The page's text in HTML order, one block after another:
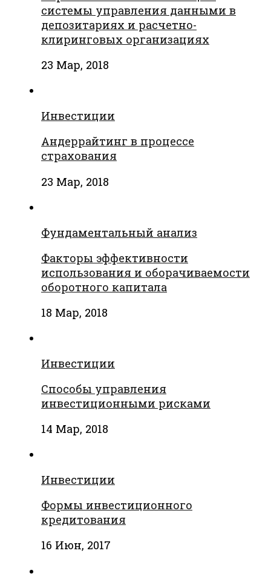
системы управления данными в
депозитариях и расчетно-
клиринговых организациях
23 Мар, 2018
Инвестиции
Андеррайтинг в процессе
страхования
23 Мар, 2018
Фундаментальный анализ
Факторы эффективности
использования и оборачиваемости
оборотного капитала
18 Мар, 2018
Инвестиции
Способы управления
инвестиционными рисками
14 Мар, 2018
Инвестиции
Формы инвестиционного
кредитования
16 Июн, 2017